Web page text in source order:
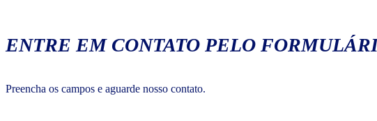
ENTRE EM CONTATO PELO
Preencha os campos e aguarde nosso contato.